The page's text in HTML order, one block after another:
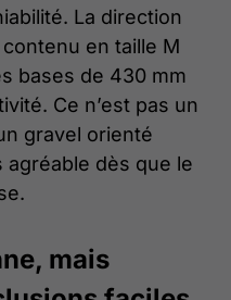
La direction
en taille M
bases de 430 mm
Ce n’est pas un
gravel orienté
dès que le
mais